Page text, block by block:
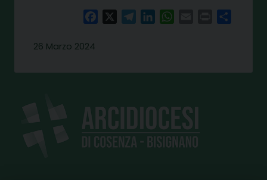
FacebookTelegramLinkedInWhatsAppPrint
26 Marzo 2024